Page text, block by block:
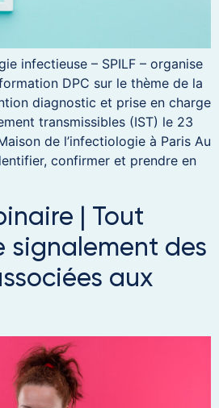
infectieuse – SPILF – organise
DPC sur le thème de la
diagnostic et prise en charge
transmissibles (IST) le 23
de l’infectiologie à Paris Au
confirmer et prendre en
| Tout
signalement des
aux